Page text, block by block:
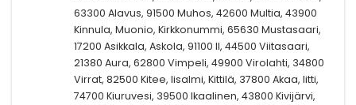
63300 Alavus, 91500 Muhos, 42600 Multia, 43900
Kinnula, Muonio, Kirkkonummi, 65630 Mustasaari,
17200 Asikkala, Askola, 91100 II, 44500 Viitasaari,
21380 Aura, 62800 Vimpeli, 49900 Virolahti, 34800
Virrat, 82500 Kitee, Iisalmi, Kittilä, 37800 Akaa, Iitti,
74700 Kiuruvesi, 39500 Ikaalinen, 43800 Kivijärvi,